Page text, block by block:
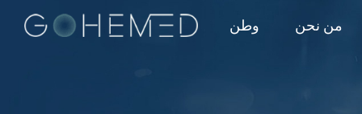
وطن من نحن